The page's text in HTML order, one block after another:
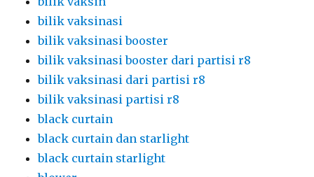
booth partisi putih
bunga meja
cermin
Cermin Rias Portable Hitam
chair ghost acrylic
chair ghsot
chairs vip kayu jati
clothesline gantungan baju
coffee table